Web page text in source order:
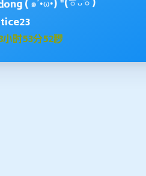
( ๑´•ω•) "(ㆆᴗㆆ)
时53分53秒